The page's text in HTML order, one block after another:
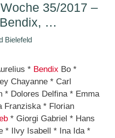
35/2017 –
…
Bielefeld
* Bendix Bo *
Chayanne * Carl
* Dolores Delfina * Emma
Franziska * Florian
* Giorgi Gabriel * Hans
* Ilvy Isabell * Ina Ida *